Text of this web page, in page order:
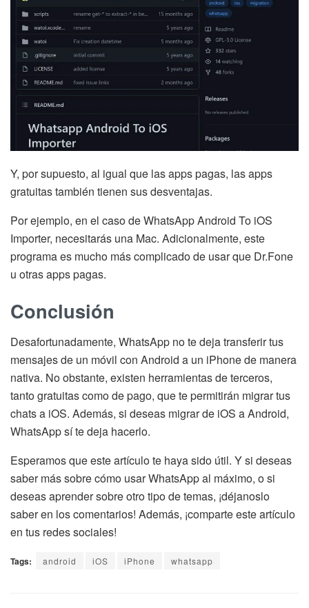
Y, por supuesto, al igual que las apps pagas, las apps
gratuitas también tienen sus desventajas.
Por ejemplo, en el caso de WhatsApp Android To iOS
Importer, necesitarás una Mac. Adicionalmente, este
programa es mucho más complicado de usar que Dr.Fone
u otras apps pagas.
Conclusión
Desafortunadamente, WhatsApp no te deja transferir tus
mensajes de un móvil con Android a un iPhone de manera
nativa. No obstante, existen herramientas de terceros,
tanto gratuitas como de pago, que te permitirán migrar tus
chats a iOS. Además, si deseas migrar de iOS a Android,
WhatsApp sí te deja hacerlo.
Esperamos que este artículo te haya sido útil. Y si deseas
saber más sobre cómo usar WhatsApp al máximo, o si
deseas aprender sobre otro tipo de temas, ¡déjanoslo
saber en los comentarios! Además, ¡comparte este artículo
en tus redes sociales!
Tags: android iOS iPhone whatsapp